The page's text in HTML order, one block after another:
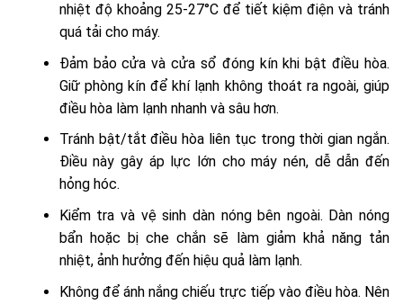
nhiệt độ khoảng 25-27°C để tiết kiệm điện và tránh
quá tải cho máy.
Đảm bảo cửa và cửa sổ đóng kín khi bật điều hòa.
Giữ phòng kín để khí lạnh không thoát ra ngoài, giúp
điều hòa làm lạnh nhanh và sâu hơn.
Tránh bật/tắt điều hòa liên tục trong thời gian ngắn.
Điều này gây áp lực lớn cho máy nén, dễ dẫn đến
hỏng hóc.
Kiểm tra và vệ sinh dàn nóng bên ngoài. Dàn nóng
bẩn hoặc bị che chắn sẽ làm giảm khả năng tản
nhiệt, ảnh hưởng đến hiệu quả làm lạnh.
Không để ánh nắng chiếu trực tiếp vào điều hòa. Nên